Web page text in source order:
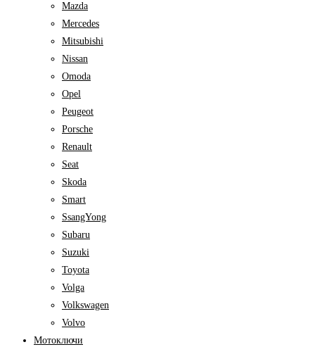
Mazda
Mercedes
Mitsubishi
Nissan
Omoda
Opel
Peugeot
Porsche
Renault
Seat
Skoda
Smart
SsangYong
Subaru
Suzuki
Toyota
Volga
Volkswagen
Volvo
Мотоключи